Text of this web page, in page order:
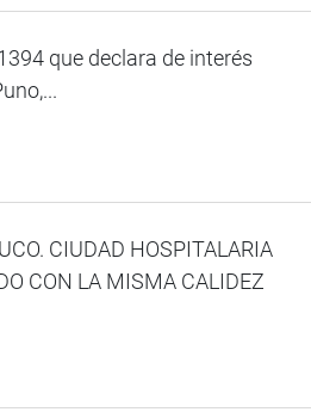
que declara de interés
CIUDAD HOSPITALARIA
CON LA MISMA CALIDEZ